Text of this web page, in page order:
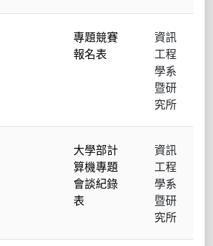
專題競賽
報名表
資訊
工程
學系
暨研
究所
大學部計
算機專題
會談紀錄
表
資訊
工程
學系
暨研
究所